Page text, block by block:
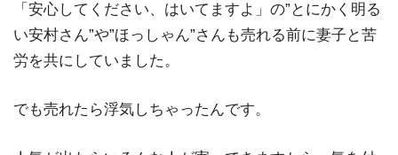
「安心してください、はいてますよ」の”とにかく明る
い安村さん”や”ほっしゃん”さんも売れる前に妻子と苦
労を共にしていました。
でも売れたら浮気しちゃったんです。